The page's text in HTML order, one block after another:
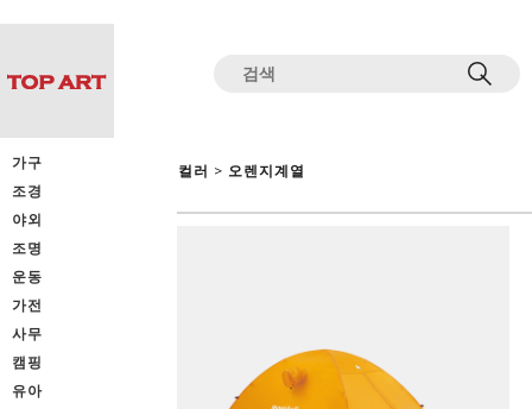
컬러 > 오렌지계열
가구
조경
야외
조명
운동
가전
사무
캠핑
유아